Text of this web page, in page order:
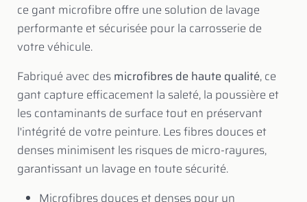
ce gant microfibre offre une solution de lavage
performante et sécurisée pour la carrosserie de
votre véhicule.
Fabriqué avec desmicrofibres de haute qualité, ce
gant capture efficacement la saleté, la poussière et
les contaminants de surface tout en préservant
l'intégrité de votre peinture. Les fibres douces et
denses minimisent les risques de micro-rayures,
garantissant un lavage en toute sécurité.
Microfibres douces et denses pour un